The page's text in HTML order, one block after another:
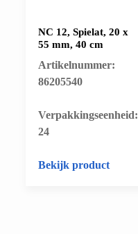
NC 12, Spielat, 20 x
55 mm, 40 cm
Artikelnummer:
86205540
​Verpakkingseenheid:
24
Bekijk product